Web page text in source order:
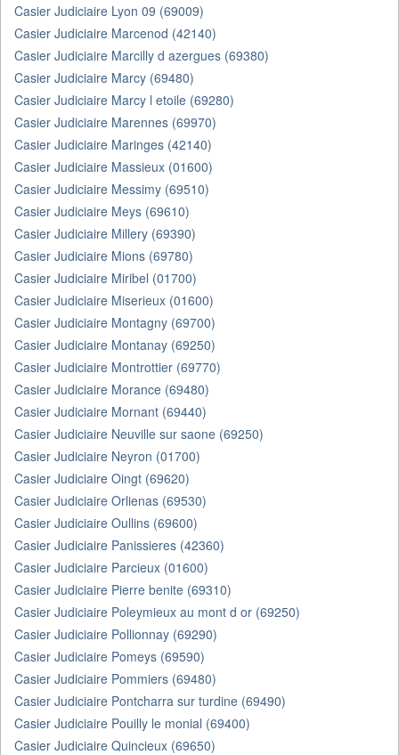
Casier Judiciaire Lyon 09 (69009)
Casier Judiciaire Marcenod (42140)
Casier Judiciaire Marcilly d azergues (69380)
Casier Judiciaire Marcy (69480)
Casier Judiciaire Marcy l etoile (69280)
Casier Judiciaire Marennes (69970)
Casier Judiciaire Maringes (42140)
Casier Judiciaire Massieux (01600)
Casier Judiciaire Messimy (69510)
Casier Judiciaire Meys (69610)
Casier Judiciaire Millery (69390)
Casier Judiciaire Mions (69780)
Casier Judiciaire Miribel (01700)
Casier Judiciaire Miserieux (01600)
Casier Judiciaire Montagny (69700)
Casier Judiciaire Montanay (69250)
Casier Judiciaire Montrottier (69770)
Casier Judiciaire Morance (69480)
Casier Judiciaire Mornant (69440)
Casier Judiciaire Neuville sur saone (69250)
Casier Judiciaire Neyron (01700)
Casier Judiciaire Oingt (69620)
Casier Judiciaire Orlienas (69530)
Casier Judiciaire Oullins (69600)
Casier Judiciaire Panissieres (42360)
Casier Judiciaire Parcieux (01600)
Casier Judiciaire Pierre benite (69310)
Casier Judiciaire Poleymieux au mont d or (69250)
Casier Judiciaire Pollionnay (69290)
Casier Judiciaire Pomeys (69590)
Casier Judiciaire Pommiers (69480)
Casier Judiciaire Pontcharra sur turdine (69490)
Casier Judiciaire Pouilly le monial (69400)
Casier Judiciaire Quincieux (69650)